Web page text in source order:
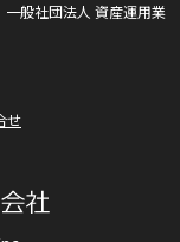
般社団法人 資産運用業
せ